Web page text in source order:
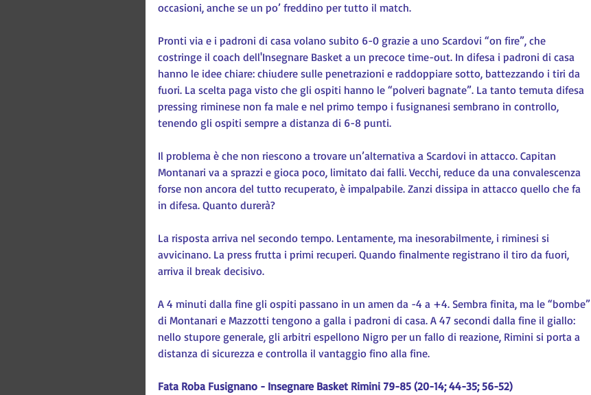
occasioni, anche se un po’ freddino per tutto il match.
Pronti via e i padroni di casa volano subito 6-0 grazie a uno Scardovi “on fire”, che
costringe il coach dell'Insegnare Basket a un precoce time-out. In difesa i padroni di casa
hanno le idee chiare: chiudere sulle penetrazioni e raddoppiare sotto, battezzando i tiri da
fuori. La scelta paga visto che gli ospiti hanno le “polveri bagnate”. La tanto temuta difesa
pressing riminese non fa male e nel primo tempo i fusignanesi sembrano in controllo,
tenendo gli ospiti sempre a distanza di 6-8 punti.
Il problema è che non riescono a trovare un’alternativa a Scardovi in attacco. Capitan
Montanari va a sprazzi e gioca poco, limitato dai falli. Vecchi, reduce da una convalescenza
forse non ancora del tutto recuperato, è impalpabile. Zanzi dissipa in attacco quello che fa
in difesa. Quanto durerà?
La risposta arriva nel secondo tempo. Lentamente, ma inesorabilmente, i riminesi si
avvicinano. La press frutta i primi recuperi. Quando finalmente registrano il tiro da fuori,
arriva il break decisivo.
A 4 minuti dalla fine gli ospiti passano in un amen da -4 a +4. Sembra finita, ma le “bombe”
di Montanari e Mazzotti tengono a galla i padroni di casa. A 47 secondi dalla fine il giallo:
nello stupore generale, gli arbitri espellono Nigro per un fallo di reazione, Rimini si porta a
distanza di sicurezza e controlla il vantaggio fino alla fine.
Fata Roba Fusignano - Insegnare Basket Rimini 79-85 (20-14; 44-35; 56-52)